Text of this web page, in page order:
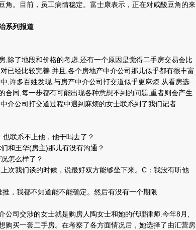
角。目前，员工病情稳定。富士康表示，正在对咸酸豆角的来
系列报道
了地段和价格的考虑,还有一个原因是觉得二手房交易会比
已经比较完善.并且,各个房地产中介公司那儿似乎都有很丰富
,许多百姓发现,与房产中介公司打交道似乎更麻烦.从看房选
合同,每一步都有可能出现各种意想不到的问题,重者则会产生
介公司打交道过程中遇到麻烦的女士联系到了我们记者.
联系不上他，他干吗去了？
王华(房主)那儿有没有沟通？
怎么样了？
我们谈的时候，说最好双方能够坐下来。C：我没有听他
，我都不知道能不能确定。然后有没有一个期限
司交涉的女士就是购房人陶女士和她的代理律师.今年8月,
购买一套二手房。在考察了各方面情况后，她选择了由汇营房